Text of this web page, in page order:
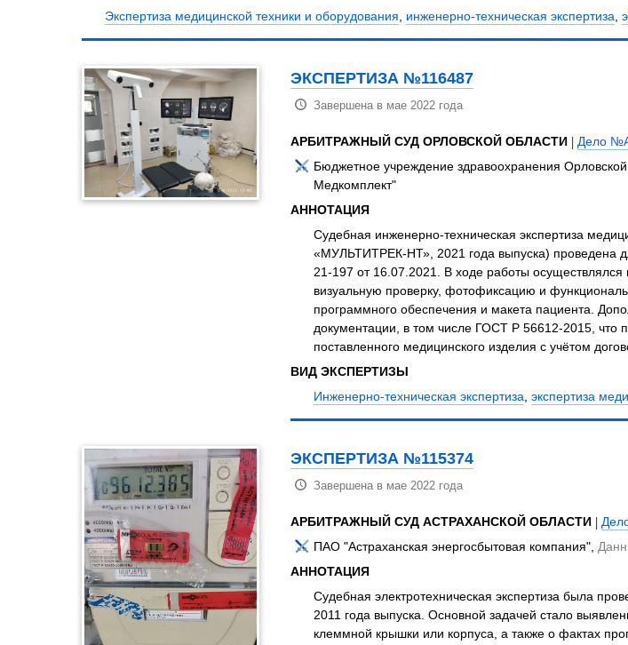
ВИД ЭКСПЕРТИЗЫ
Экспертиза медицинской техники и оборудования,
ЭКСПЕРТИЗА №116487
АРБИТРАЖНЫЙ СУД ОРЛОВСКОЙ ОБЛАСТИ|
Дело
Бюджетное учреждение здравоохранения
Медкомплект"
АННОТАЦИЯ
Судебная инженерно-техническая экспертиза
«МУЛЬТИТРЕК-НТ», 2021 года выпуска) проведена
21-197 от 16.07.2021. В ходе работы
визуальную проверку, фотофиксацию и
программного обеспечения и макета пациента.
документации, в том числе ГОСТ Р 56612-2015, что
поставленного медицинского изделия с учётом
ВИД ЭКСПЕРТИЗЫ
Инженерно-техническая экспертиза,экспертиза
ЭКСПЕРТИЗА №115374
АРБИТРАЖНЫЙ СУД АСТРАХАНСКОЙ ОБЛАСТИ |
ПАО "Астраханская энергосбытовая компания",
АННОТАЦИЯ
Судебная электротехническая экспертиза была
2011 года выпуска. Основной задачей стало